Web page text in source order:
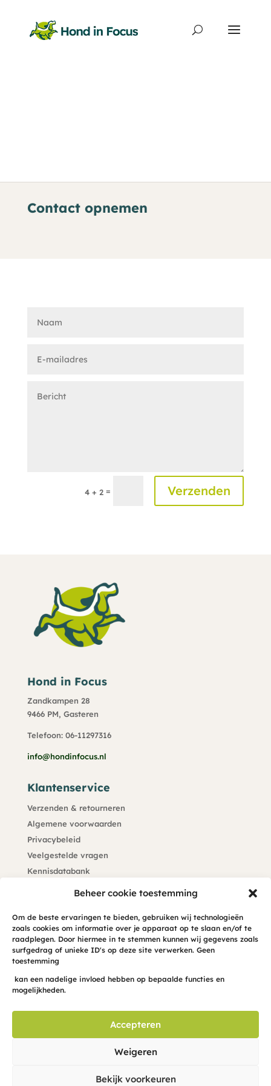
Beheer cookie toestemming
Om de beste ervaringen te bieden, gebruiken wij technologieën
zoals cookies om informatie over je apparaat op te slaan en/of te
raadplegen. Door hiermee in te stemmen kunnen wij gegevens zoals
surfgedrag of unieke ID's op deze site verwerken. Geen
toestemming
kan een nadelige invloed hebben op bepaalde functies en
mogelijkheden.
Accepteren
Weigeren
Bekijk voorkeuren
Contact opnemen
4 + 2 = Verzenden
Hond in Focus
Zandkampen 28
9466 PM, Gasteren
Telefoon: 06-11297316
info@hondinfocus.nl
Klantenservice
Verzenden & retourneren
Algemene voorwaarden
Privacybeleid
Veelgestelde vragen
Kennisdatabank
Blijf op de hoogte
Meld je hier aan voor de maandelijkse hond-INFO-cus
in je mailbox